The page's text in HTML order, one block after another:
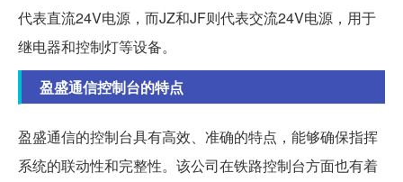
代表直流24V电源，而JZ和JF则代表交流24V电源，用于
继电器和控制灯等设备。
盈盛通信控制台的特点
盈盛通信的控制台具有高效、准确的特点，能够确保指挥
系统的联动性和完整性。该公司在铁路控制台方面也有着